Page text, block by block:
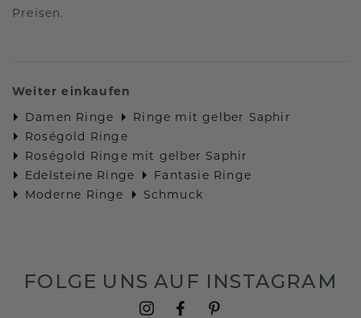
Preisen.
Weiter einkaufen
Damen Ringe
Ringe mit gelber Saphir
Roségold Ringe
Roségold Ringe mit gelber Saphir
Edelsteine Ringe
Fantasie Ringe
Moderne Ringe
Schmuck
FOLGE UNS AUF INSTAGRAM